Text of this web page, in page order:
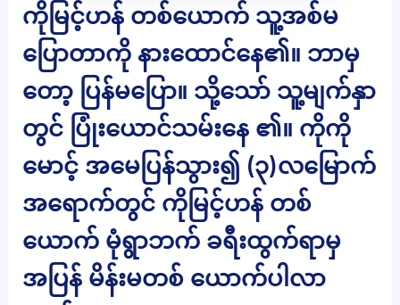
ကိုမြင့်ဟန် တစ်ယောက် သူ့အစ်မ
ပြောတာကို နားထောင်နေ၏။ ဘာမှ
တော့ ပြန်မပြော။ သို့သော် သူ့မျက်နှာ
တွင် ပြုံးယောင်သမ်းနေ ၏။ ကိုကို
မောင့် အမေပြန်သွား၍ (၃)လမြောက်
အရောက်တွင် ကိုမြင့်ဟန် တစ်
ယောက် မုံရွာဘက် ခရီးထွက်ရာမှ
အပြန် မိန်းမတစ် ယောက်ပါလာ